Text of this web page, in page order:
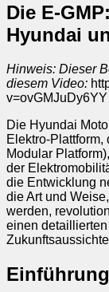
Die E-
Hyundai
Hinweis: Dieser
diesem Video:
v=ovGMJuDy6YY
Die Hyundai
Elektro-Plattform,
Modular
der
die Entwicklung
die Art und
werden,
einen